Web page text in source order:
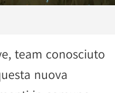
team conosciuto
nuova